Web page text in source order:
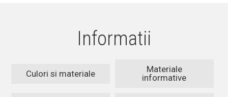
Informatii
Culori si materiale
Materiale
informative